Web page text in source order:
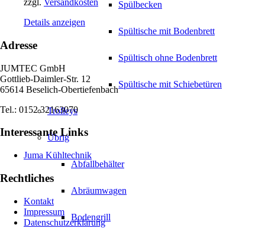
Spülbecken
Spültische mit Bodenbrett
Spültisch ohne Bodenbrett
Spültische mit Schiebetüren
Trolleys
Übrig
Abfallbehälter
Abräumwagen
Bodengrill
zzgl. Versandkosten
Details anzeigen
Adresse
JUMTEC GmbH
Gottlieb-Daimler-Str. 12
65614 Beselich-Obertiefenbach
Tel.: 0152 32163070
Interessante Links
Juma Kühltechnik
Rechtliches
Kontakt
Impressum
Datenschutzerklärung